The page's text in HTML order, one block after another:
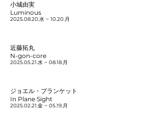
Luminous
小城由実
2025.08.20.水 ~ 10.20.月
N-gon-core
近藤拓丸
2025.05.21.水 ~ 08.18.月
In Plane Sight
ジョエル・プランケット
2025.02.21.金 ~ 05.19.月